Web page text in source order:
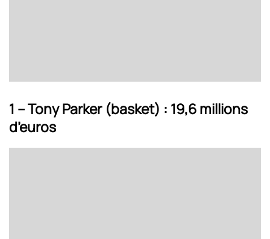
1 – Tony Parker (basket) : 19,6 millions
d’euros